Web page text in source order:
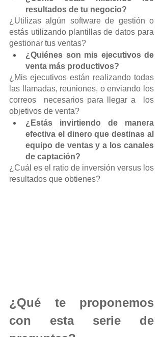
resultados de tu negocio?
¿Utilizas algún software de gestión o
estás utilizando plantillas de datos para
gestionar tus ventas?
¿Quiénes son mis ejecutivos de
venta más productivos?
¿Mis ejecutivos están realizando todas
las llamadas, reuniones, o enviando los
correos  necesarios para llegar a  los
objetivos de venta?
¿Estás invirtiendo de manera
efectiva el dinero que destinas al
equipo de ventas y a los canales
de captación?
¿Cuál es el ratio de inversión versus los
resultados que obtienes?
¿Qué te proponemos
con esta serie de